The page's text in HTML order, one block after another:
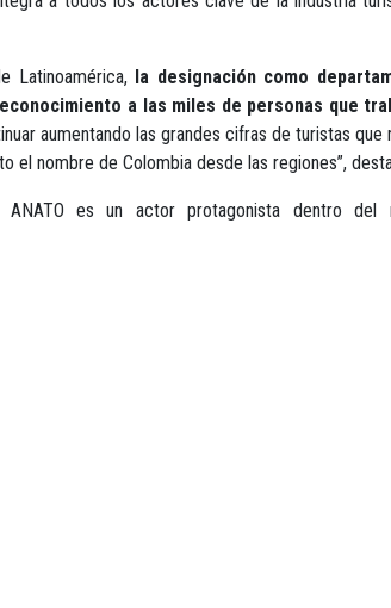
Latinoamérica, la designación como
a las miles de personas que
aumentando las grandes cifras de turistas
nombre de Colombia desde las regiones”,
es un actor protagonista dentro del